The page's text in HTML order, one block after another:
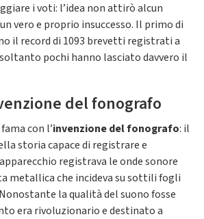
i voti: l’idea non attirò alcun
vero e proprio insuccesso. Il primo di
il record di 1093 brevetti registrati a
pochi hanno lasciato davvero il
del fonografo
con l’invenzione del fonografo: il
storia capace di registrare e
registrava le onde sonore
metallica che incideva su sottili fogli
la qualità del suono fosse
era rivoluzionario e destinato a